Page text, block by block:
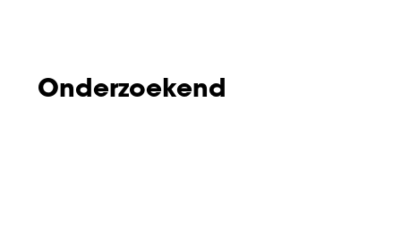
Onderzoekend